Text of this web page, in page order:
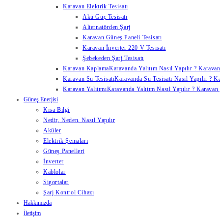
Karavan Elektrik Tesisatı
Akü Güç Tesisatı
Alternatörden Şarj
Karavan Güneş Paneli Tesisatı
Karavan İnverter 220 V Tesisatı
Şebekeden Şarj Tesisatı
Karavan KaplamaKaravanda Yalıtım Nasıl Yapılır ?
Karavan Su TesisatıKaravanda Su Tesisatı Nasıl Yapılır ?
Karavan YalıtımıKaravanda Yalıtım Nasıl Yapılır ?
Güneş Enerjisi
Kısa Bilgi
Nedir, Neden. Nasıl Yapılır
Aküler
Elektrik Şemaları
Güneş Panelleri
İnverter
Kablolar
Sigortalar
Şarj Kontrol Cihazı
Hakkımızda
İletişim